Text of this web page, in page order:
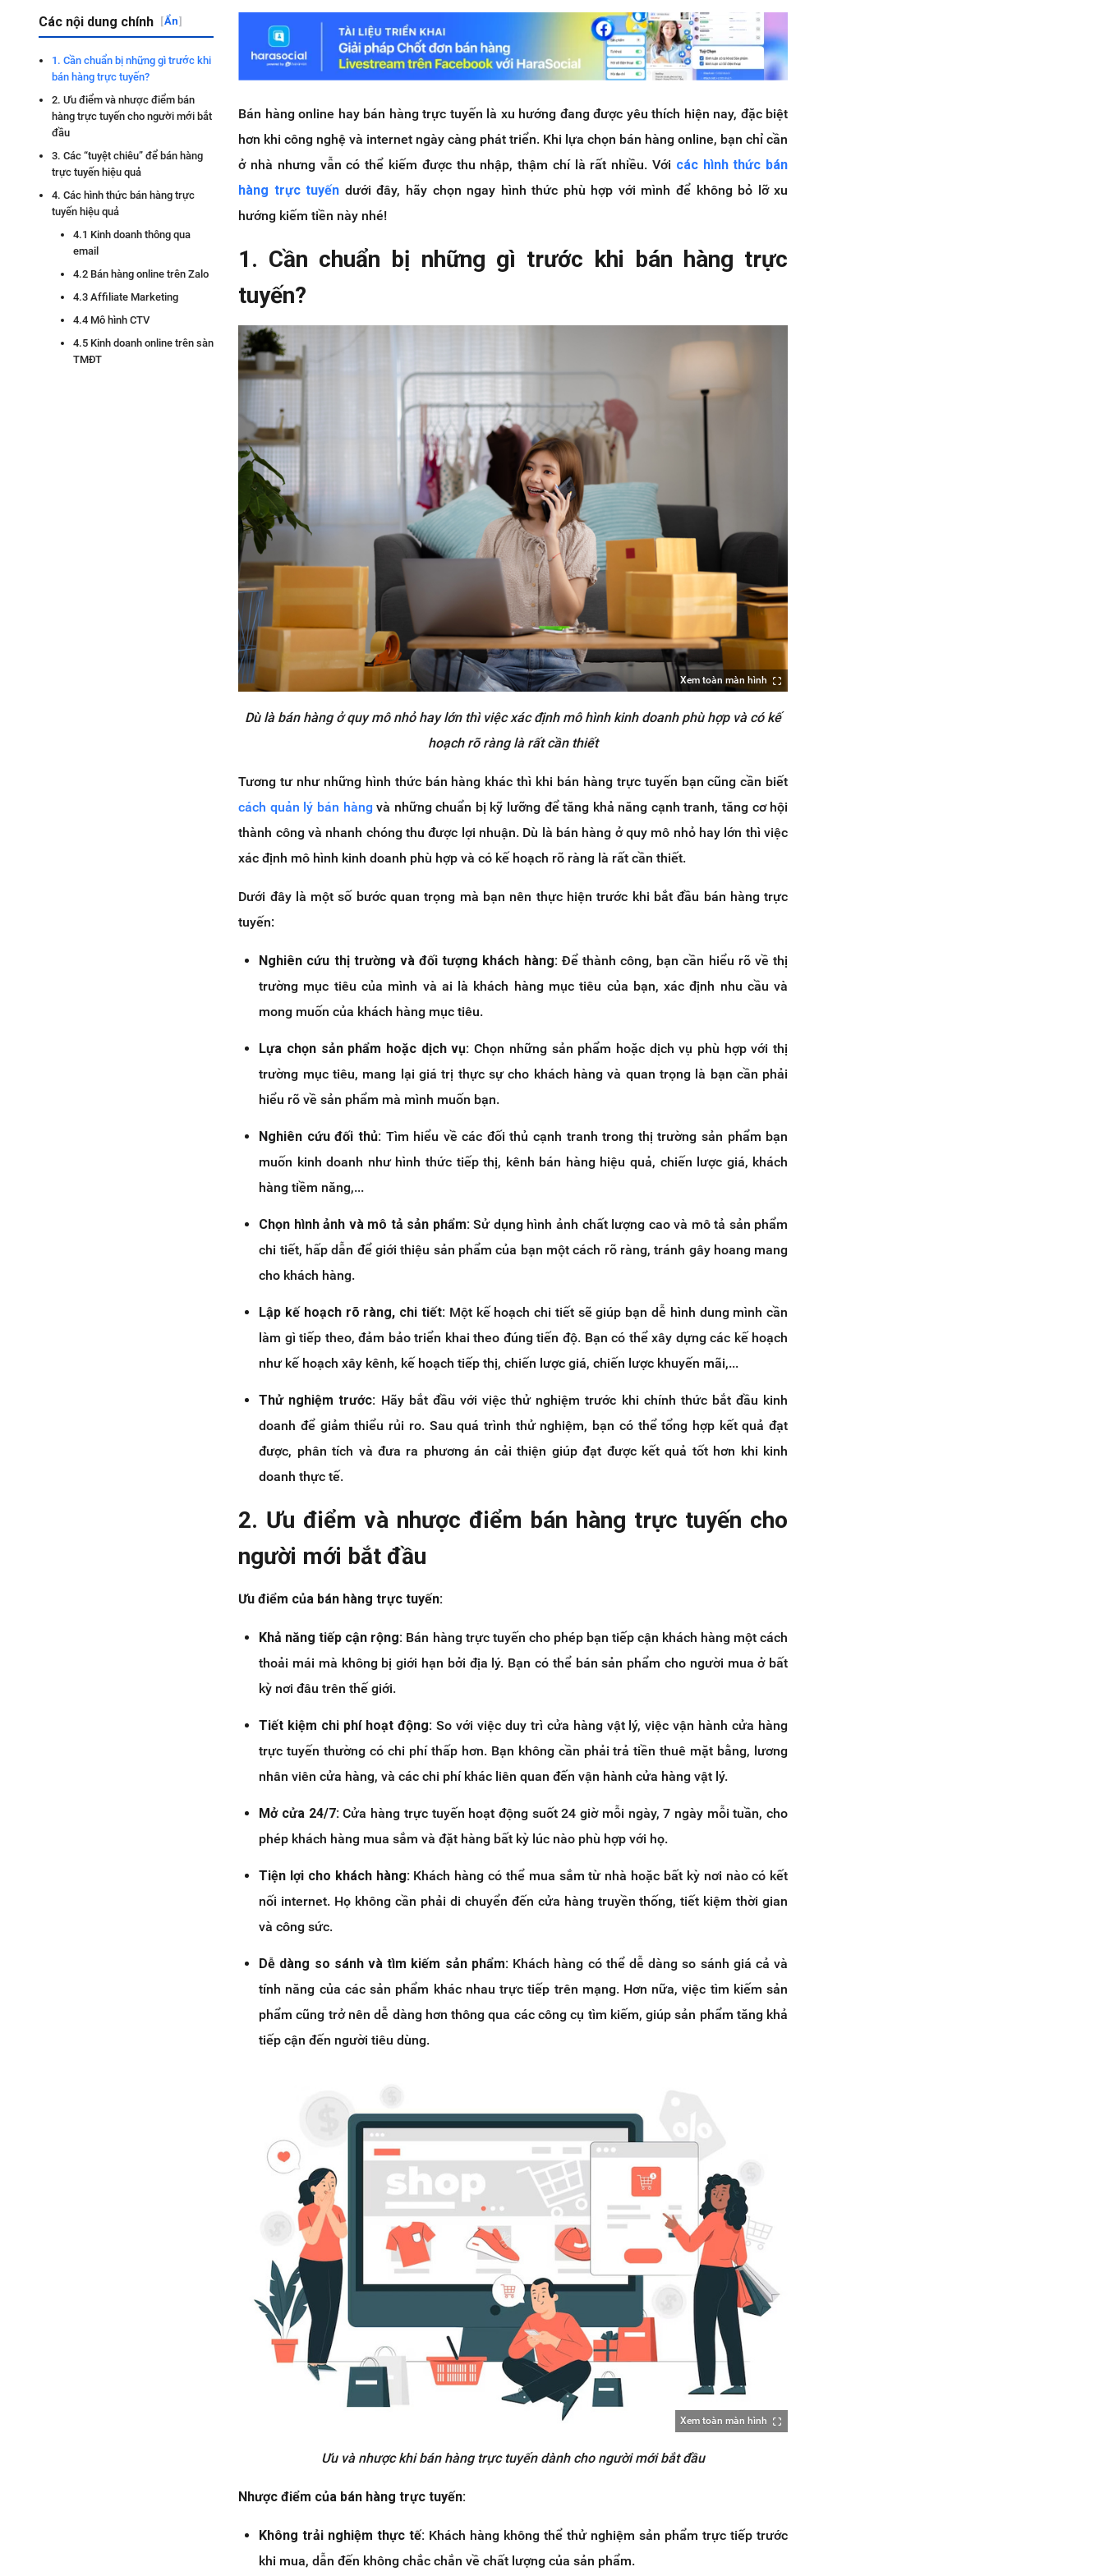
Các nội dung chính [Ẩn]
1. Cần chuẩn bị những gì trước khi
bán hàng trực tuyến?
2. Ưu điểm và nhược điểm bán
hàng trực tuyến cho người mới bắt
đầu
3. Các “tuyệt chiêu” để bán hàng
trực tuyến hiệu quả
4. Các hình thức bán hàng trực
tuyến hiệu quả
4.1 Kinh doanh thông qua
email
4.2 Bán hàng online trên Zalo
4.3 Affiliate Marketing
4.4 Mô hình CTV
4.5 Kinh doanh online trên sàn
TMĐT
Bán hàng online hay bán hàng trực tuyến là xu hướng đang được yêu thích hiện nay, đặc biệt
hơn khi công nghệ và internet ngày càng phát triển. Khi lựa chọn bán hàng online, bạn chỉ cần
ở nhà nhưng vẫn có thể kiếm được thu nhập, thậm chí là rất nhiều. Với các hình thức bán
hàng trực tuyến dưới đây, hãy chọn ngay hình thức phù hợp với mình để không bỏ lỡ xu
hướng kiếm tiền này nhé!
1. Cần chuẩn bị những gì trước khi bán hàng trực
tuyến?
Xem toàn màn hình
Dù là bán hàng ở quy mô nhỏ hay lớn thì việc xác định mô hình kinh doanh phù hợp và có kế
hoạch rõ ràng là rất cần thiết
Tương tư như những hình thức bán hàng khác thì khi bán hàng trực tuyến bạn cũng cần biết
cách quản lý bán hàng và những chuẩn bị kỹ lưỡng để tăng khả năng cạnh tranh, tăng cơ hội
thành công và nhanh chóng thu được lợi nhuận. Dù là bán hàng ở quy mô nhỏ hay lớn thì việc
xác định mô hình kinh doanh phù hợp và có kế hoạch rõ ràng là rất cần thiết.
Dưới đây là một số bước quan trọng mà bạn nên thực hiện trước khi bắt đầu bán hàng trực
tuyến:
Nghiên cứu thị trường và đối tượng khách hàng: Để thành công, bạn cần hiểu rõ về thị
trường mục tiêu của mình và ai là khách hàng mục tiêu của bạn, xác định nhu cầu và
mong muốn của khách hàng mục tiêu.
Lựa chọn sản phẩm hoặc dịch vụ: Chọn những sản phẩm hoặc dịch vụ phù hợp với thị
trường mục tiêu, mang lại giá trị thực sự cho khách hàng và quan trọng là bạn cần phải
hiểu rõ về sản phẩm mà mình muốn bạn.
Nghiên cứu đối thủ:Tìm hiểu về các đối thủ cạnh tranh trong thị trường sản phẩm bạn
muốn kinh doanh như hình thức tiếp thị, kênh bán hàng hiệu quả, chiến lược giá, khách
hàng tiềm năng,...
Chọn hình ảnh và mô tả sản phẩm:Sử dụng hình ảnh chất lượng cao và mô tả sản phẩm
chi tiết, hấp dẫn để giới thiệu sản phẩm của bạn một cách rõ ràng, tránh gây hoang mang
cho khách hàng.
Lập kế hoạch rõ ràng, chi tiết:Một kế hoạch chi tiết sẽ giúp bạn dễ hình dung mình cần
làm gì tiếp theo, đảm bảo triển khai theo đúng tiến độ. Bạn có thể xây dựng các kế hoạch
như kế hoạch xây kênh, kế hoạch tiếp thị, chiến lược giá, chiến lược khuyến mãi,...
Thử nghiệm trước: Hãy bắt đầu với việc thử nghiệm trước khi chính thức bắt đầu kinh
doanh để giảm thiểu rủi ro. Sau quá trình thử nghiệm, bạn có thể tổng hợp kết quả đạt
được, phân tích và đưa ra phương án cải thiện giúp đạt được kết quả tốt hơn khi kinh
doanh thực tế.
2. Ưu điểm và nhược điểm bán hàng trực tuyến cho
người mới bắt đầu
Ưu điểm của bán hàng trực tuyến:
Khả năng tiếp cận rộng: Bán hàng trực tuyến cho phép bạn tiếp cận khách hàng một cách
thoải mái mà không bị giới hạn bởi địa lý. Bạn có thể bán sản phẩm cho người mua ở bất
kỳ nơi đâu trên thế giới.
Tiết kiệm chi phí hoạt động: So với việc duy trì cửa hàng vật lý, việc vận hành cửa hàng
trực tuyến thường có chi phí thấp hơn. Bạn không cần phải trả tiền thuê mặt bằng, lương
nhân viên cửa hàng, và các chi phí khác liên quan đến vận hành cửa hàng vật lý.
Mở cửa 24/7:Cửa hàng trực tuyến hoạt động suốt 24 giờ mỗi ngày, 7 ngày mỗi tuần, cho
phép khách hàng mua sắm và đặt hàng bất kỳ lúc nào phù hợp với họ.
Tiện lợi cho khách hàng: Khách hàng có thể mua sắm từ nhà hoặc bất kỳ nơi nào có kết
nối internet. Họ không cần phải di chuyển đến cửa hàng truyền thống, tiết kiệm thời gian
và công sức.
Dễ dàng so sánh và tìm kiếm sản phẩm: Khách hàng có thể dễ dàng so sánh giá cả và
tính năng của các sản phẩm khác nhau trực tiếp trên mạng. Hơn nữa, việc tìm kiếm sản
phẩm cũng trở nên dễ dàng hơn thông qua các công cụ tìm kiếm, giúp sản phẩm tăng khả
tiếp cận đến người tiêu dùng.
Xem toàn màn hình
Ưu và nhược khi bán hàng trực tuyến dành cho người mới bắt đầu
Nhược điểm của bán hàng trực tuyến:
Không trải nghiệm thực tế: Khách hàng không thể thử nghiệm sản phẩm trực tiếp trước
khi mua, dẫn đến không chắc chắn về chất lượng của sản phẩm.